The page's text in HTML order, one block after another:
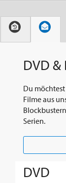
DVD &
Du
Filme aus
Serien.
DVD